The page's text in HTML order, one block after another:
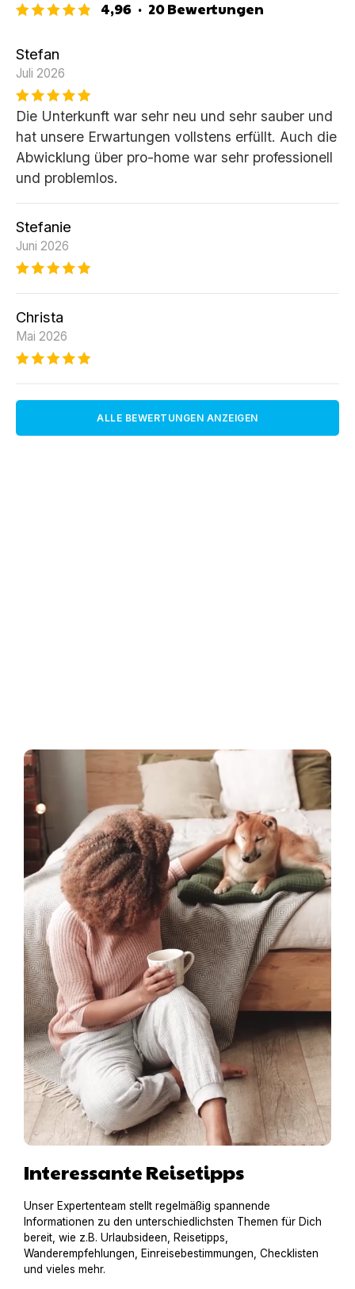
4,96 · 20Bewertungen
Stefan
Juli 2026
Die Unterkunft war sehr neu und sehr sauber und
hat unsere Erwartungen vollstens erfüllt. Auch die
Abwicklung über pro-home war sehr professionell
und problemlos.
Stefanie
Juni 2026
Christa
Mai 2026
ALLE BEWERTUNGEN ANZEIGEN
Interessante Reisetipps
Unser Expertenteam stellt regelmäßig spannende
Informationen zu den unterschiedlichsten Themen für Dich
bereit, wie z.B. Urlaubsideen, Reisetipps,
Wanderempfehlungen, Einreisebestimmungen, Checklisten
und vieles mehr.